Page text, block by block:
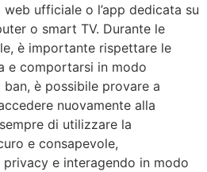
ufficiale o l’app dedicata su
o smart TV. Durante le
è importante rispettare le
e comportarsi in modo
è possibile provare a
nuovamente alla
di utilizzare la
e consapevole,
e interagendo in modo